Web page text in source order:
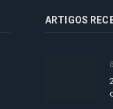
ARTIGOS